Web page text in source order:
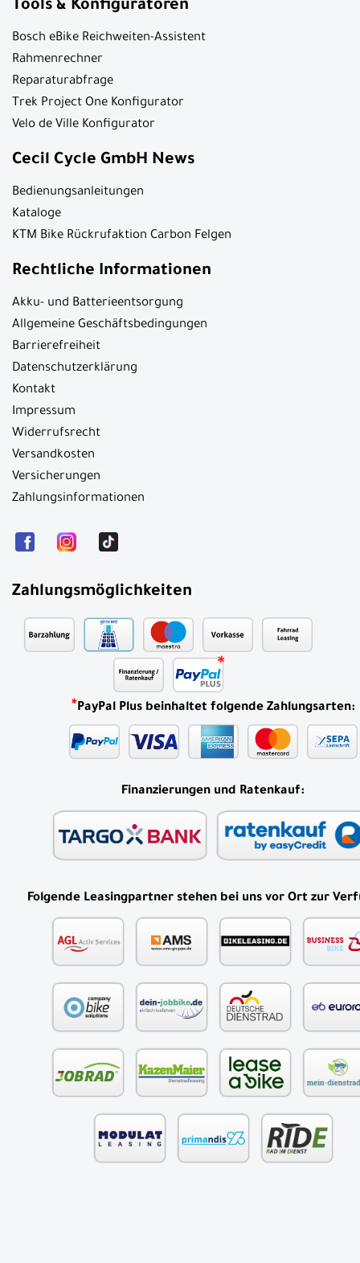
Tools & Konfiguratoren
Bosch eBike Reichweiten-Assistent
Rahmenrechner
Reparaturabfrage
Trek Project One Konfigurator
Velo de Ville Konfigurator
Cecil Cycle GmbH News
Bedienungsanleitungen
Kataloge
KTM Bike Rückrufaktion Carbon Felgen
Rechtliche Informationen
Akku- und Batterieentsorgung
Allgemeine Geschäftsbedingungen
Barrierefreiheit
Datenschutzerklärung
Kontakt
Impressum
Widerrufsrecht
Versandkosten
Versicherungen
Zahlungsinformationen
Zahlungsmöglichkeiten
*PayPal Plus beinhaltet folgende Zahlungsarten:
Finanzierungen und Ratenkauf:
Folgende Leasingpartner stehen bei uns vor Ort zur